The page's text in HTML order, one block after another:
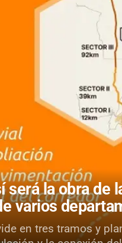
será la obra de
varios
en tres tramos y